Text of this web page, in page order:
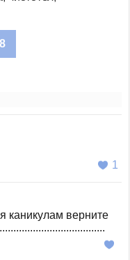
1
каникулам верните